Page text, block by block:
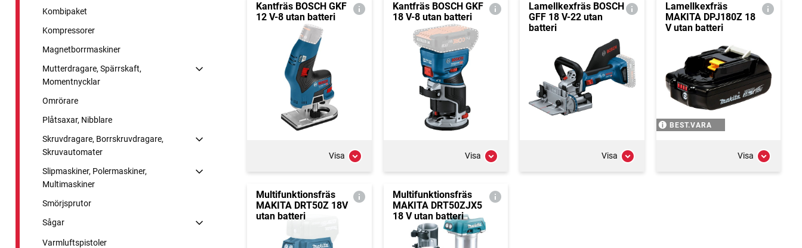
Kombipaket
Kompressorer
Magnetborrmaskiner
Mutterdragare, Spärrskaft,
Momentnycklar
Omrörare
Plåtsaxar, Nibblare
Skruvdragare, Borrskruvdragare,
Skruvautomater
Slipmaskiner, Polermaskiner,
Multimaskiner
Smörjsprutor
Sågar
Varmluftspistoler
Kantfräs BOSCH GKF
12 V-8 utan batteri
Visa
Kantfräs BOSCH GKF
18 V-8 utan batteri
Visa
Lamellkexfräs BOSCH
GFF 18 V-22 utan
batteri
Visa
Lamellkexfräs
MAKITA DPJ180Z 18
V utan batteri
BEST.VARA
Visa
Multifunktionsfräs
MAKITA DRT50Z 18V
utan batteri
Multifunktionsfräs
MAKITA DRT50ZJX5
18 V utan batteri